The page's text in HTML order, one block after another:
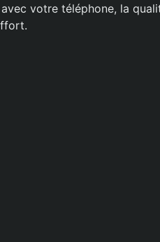
votre téléphone, la